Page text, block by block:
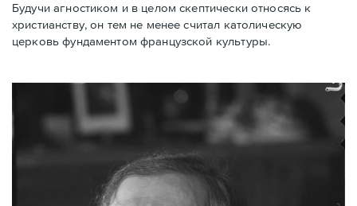
Будучи агностиком и в целом скептически относясь к
христианству, он тем не менее считал католическую
церковь фундаментом французской культуры.